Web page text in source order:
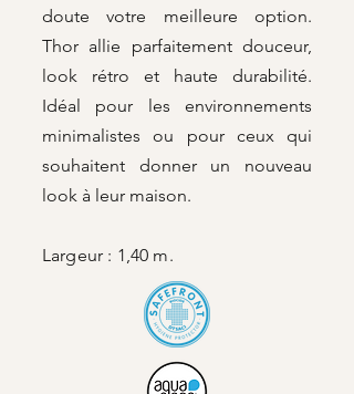
doute votre meilleure option.
Thor allie parfaitement douceur,
look rétro et haute durabilité.
Idéal pour les environnements
minimalistes ou pour ceux qui
souhaitent donner un nouveau
look à leur maison.
Largeur : 1,40 m.